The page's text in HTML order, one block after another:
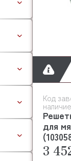
Код
для
3